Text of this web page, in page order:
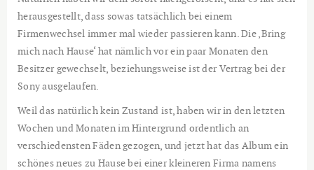
herausgestellt, dass sowas tatsächlich bei einem
Firmenwechsel immer mal wieder passieren kann. Die ‚Bring
mich nach Hause‘ hat nämlich vor ein paar Monaten den
Besitzer gewechselt, beziehungsweise ist der Vertrag bei der
Sony ausgelaufen.
Weil das natürlich kein Zustand ist, haben wir in den letzten
Wochen und Monaten im Hintergrund ordentlich an
verschiedensten Fäden gezogen, und jetzt hat das Album ein
schönes neues zu Hause bei einer kleineren Firma namens